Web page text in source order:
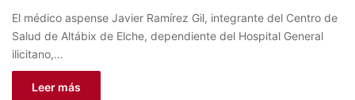
El médico aspense Javier Ramírez Gil, integrante del Centro de
Salud de Altábix de Elche, dependiente del Hospital General
ilicitano,…
Leer más